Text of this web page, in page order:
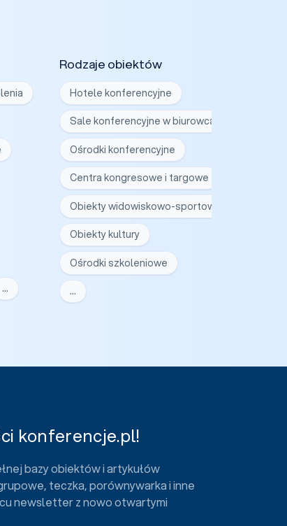
…
Rodzaje obiektów
Hotele konferencyjne
Sale konferencyjne w biurowcach
Ośrodki konferencyjne
Centra kongresowe i targowe
Obiekty widowiskowo-sportowe
Obiekty kultury
Ośrodki szkoleniowe
…
konferencje.pl!
bazy obiektów i artykułów
teczka, porównywarka i inne
newsletter z nowo otwartymi